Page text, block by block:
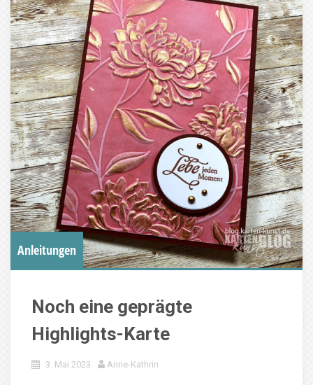
Anleitungen
Noch eine geprägte
Highlights-Karte
3. Mai 2023 Anne-Kathrin